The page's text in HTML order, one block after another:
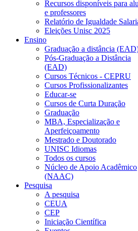
Recursos disponíveis para
e professores
Relatório de Igualdade
Eleições Unisc 2025
Ensino
Graduação a distância
Pós-Graduação a Distância
(EAD)
Cursos Técnicos - CEPRU
Cursos Profissionalizantes
Educar-se
Cursos de Curta Duração
Graduação
MBA, Especialização e
Aperfeiçoamento
Mestrado e Doutorado
UNISC Idiomas
Todos os cursos
Núcleo de Apoio Acadêmico
(NAAC)
Pesquisa
A pesquisa
CEUA
CEP
Iniciação Científica